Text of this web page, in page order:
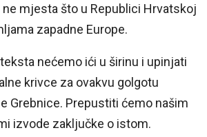
mjesta što u Republici Hrvatskoj
zapadne Europe.
nećemo ići u širinu i upinjati
krivce za ovakvu golgotu
Grebnice. Prepustiti ćemo našim
izvode zaključke o istom.